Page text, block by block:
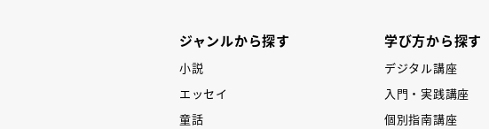
ジャンルから探す
小説
エッセイ
童話
学び方から探す
デジタル講座
入門・実践講座
個別指南講座